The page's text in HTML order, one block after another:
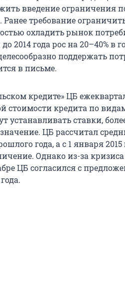
введение ограничения
требование
охладить рынок
2014 года рос на 20–40% в
поддержать
в письме.
кредите» ЦБ
стоимости кредита по
устанавливать ставки,
ЦБ рассчитал
года, а с 1 января
Однако из-за
ЦБ согласился с